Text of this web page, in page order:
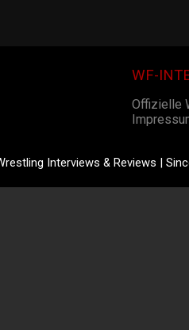
WF-
Offizielle
Interviews & Reviews |